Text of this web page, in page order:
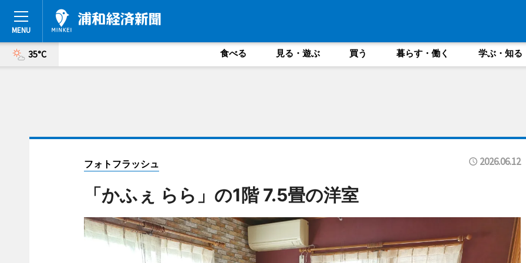
35°C 食べる 見る・遊ぶ 買う 暮らす・働く 学ぶ・知る
フォトフラッシュ 2026.06.12
「かふぇ らら」の1階 7.5畳の洋室